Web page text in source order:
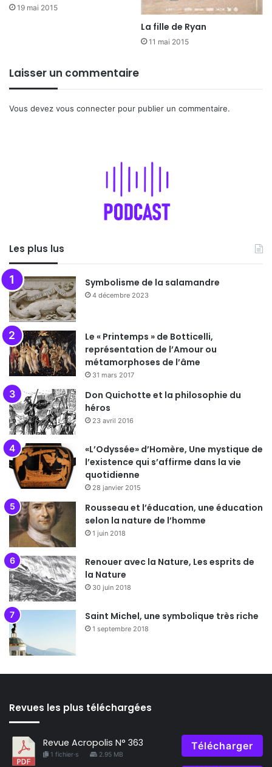
19 mai 2015
La fille de Ryan
11 mai 2015
Laisser un commentaire
Vous devez vous connecter pour publier un commentaire.
Les plus lus
Symbolisme de la salamandre
4 décembre 2023
Le « Printemps » de Botticelli,
représentation de l’Amour ou
métamorphoses de l’âme
31 mars 2017
Don Quichotte et la philosophie du
héros
23 avril 2016
«L’Odyssée» d’Homère, Une mystique de
l’existence qui s’affirme dans la vie
quotidienne
28 janvier 2015
Rousseau et l’éducation, une éducation
selon la nature de l’homme
1 juin 2018
Renouer avec la Nature, Les esprits de
la Nature
30 juin 2018
Saint Michel, une symbolique très riche
1 septembre 2018
Revues les plus téléchargées
Revue Acropolis N° 363
1 fichier·s 2.95 MB
Télécharger